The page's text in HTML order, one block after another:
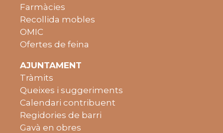
Farmàcies
Recollida mobles
OMIC
Ofertes de feina
AJUNTAMENT
Tràmits
Queixes i suggeriments
Calendari contribuent
Regidories de barri
Gavà en obres